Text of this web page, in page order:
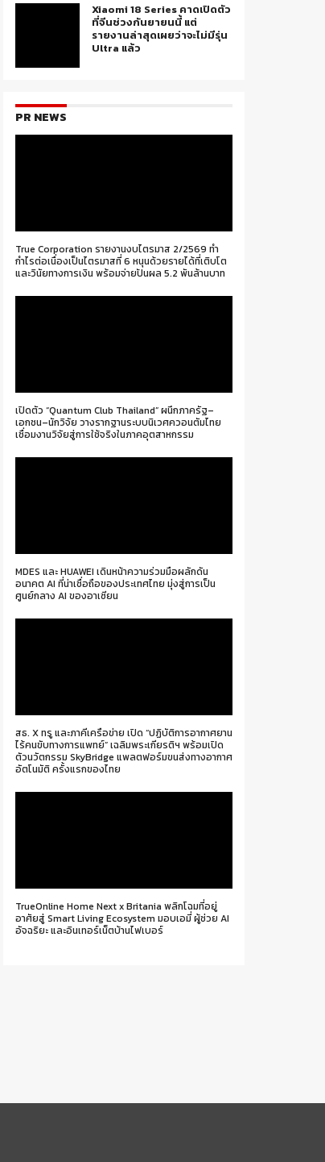
Xiaomi 18 Series คาดเปิดตัว
ที่จีนช่วงกันยายนนี้ แต่
รายงานล่าสุดเผยว่าจะไม่มีรุ่น
Ultra แล้ว
PR NEWS
True Corporation รายงานงบไตรมาส 2/2569 ทำ
กำไรต่อเนื่องเป็นไตรมาสที่ 6 หนุนด้วยรายได้ที่เติบโต
และวินัยทางการเงิน พร้อมจ่ายปันผล 5.2 พันล้านบาท
เปิดตัว “Quantum Club Thailand” ผนึกภาครัฐ–
เอกชน–นักวิจัย วางรากฐานระบบนิเวศควอนตัมไทย
เชื่อมงานวิจัยสู่การใช้จริงในภาคอุตสาหกรรม
MDES และ HUAWEI เดินหน้าความร่วมมือผลักดัน
อนาคต AI ที่น่าเชื่อถือของประเทศไทย มุ่งสู่การเป็น
ศูนย์กลาง AI ของอาเซียน
สธ. X ทรู และภาคีเครือข่าย เปิด “ปฏิบัติการอากาศยาน
ไร้คนขับทางการแพทย์” เฉลิมพระเกียรติฯ พร้อมเปิด
ตัวนวัตกรรม SkyBridge แพลตฟอร์มขนส่งทางอากาศ
อัตโนมัติ ครั้งแรกของไทย
TrueOnline Home Next x Britania พลิกโฉมที่อยู่
อาศัยสู่ Smart Living Ecosystem มอบเอมี่ ผู้ช่วย AI
อัจฉริยะ และอินเทอร์เน็ตบ้านไฟเบอร์